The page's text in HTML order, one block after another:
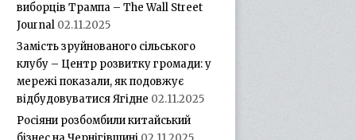
виборців Трампа – The Wall Street
Journal 02.11.2025
Замість зруйнованого сільського
клубу – Центр розвитку громади: у
мережі показали, як подовжує
відбудовуватися Ягідне 02.11.2025
Росіяни розбомбили китайський